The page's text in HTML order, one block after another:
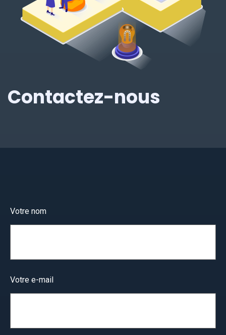
Contactez-nous
Votre nom
Votre e-mail